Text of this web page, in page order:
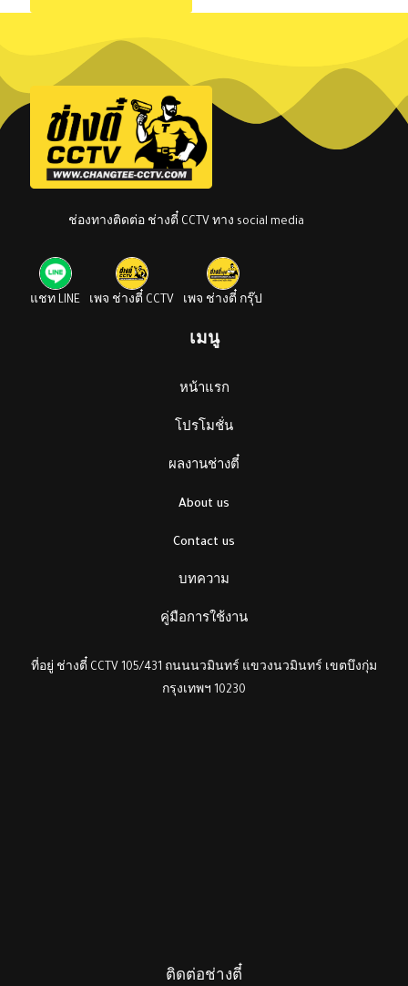
ช่องทางติดต่อ ช่างตี๋ CCTV ทาง social media
แชท LINE เพจ ช่างตี๋ CCTV เพจ ช่างตี๋ กรุ๊ป
เมนู
หน้าแรก
โปรโมชั่น
ผลงานช่างตี๋
About us
Contact us
บทความ
คู่มือการใช้งาน
ที่อยู่ ช่างตี๋ CCTV 105/431 ถนนนวมินทร์ แขวงนวมินทร์ เขตบึงกุ่ม
กรุงเทพฯ 10230
ติดต่อช่างตี๋